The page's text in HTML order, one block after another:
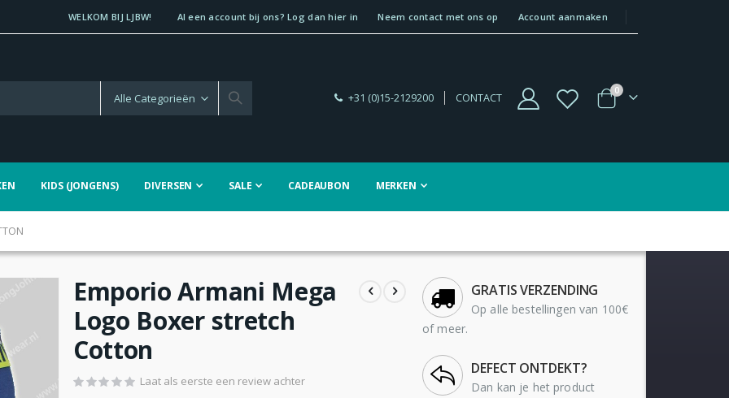
WELKOM BIJ LJBW! Al een account bij ons? Log dan hier in Neem contact met ons op Account aanmaken
+31 (0)15-2129200 CONTACT
Winkelwagen
0producten
KIDS (JONGENS) DIVERSEN SALE CADEAUBON MERKEN
Emporio Armani Mega
Logo Boxer stretch
Cotton
Laat als eerste een review achter
GRATIS VERZENDING
Op alle bestellingen van 100€
of meer.
DEFECT ONTDEKT?
Dan kan je het product